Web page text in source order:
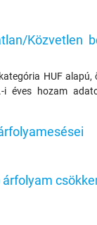
Közvetlen
HUF alapú,
i éves hozam